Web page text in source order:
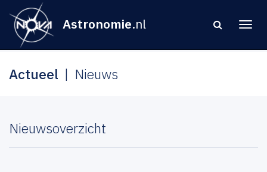
Astronomie.nl
Actueel Nieuws
Nieuwsoverzicht